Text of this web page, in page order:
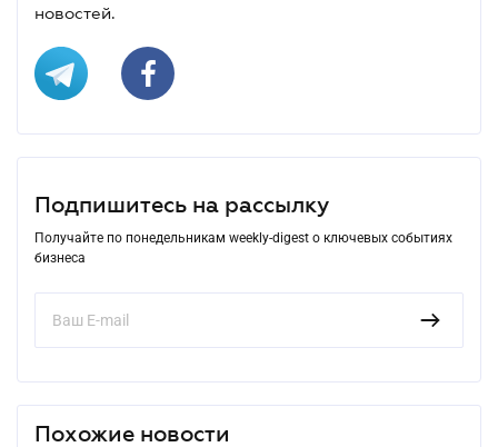
новостей.
Подпишитесь на рассылку
Получайте по понедельникам weekly-digest о ключевых событиях
бизнеса
Похожие новости